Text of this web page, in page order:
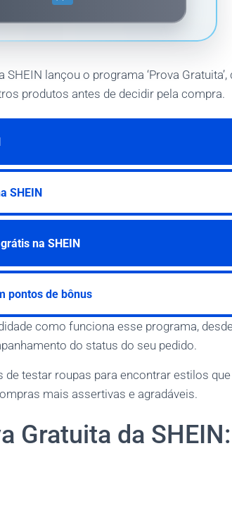
lançou o programa ‘Prova
produtos antes de decidir pela compra.
SHEIN
na SHEIN
pontos de bônus
como funciona esse programa,
do status do seu pedido.
testar roupas para encontrar estilos
mais assertivas e agradáveis.
Gratuita da